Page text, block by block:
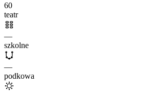
60
teatr
—
szkolne
—
podkowa